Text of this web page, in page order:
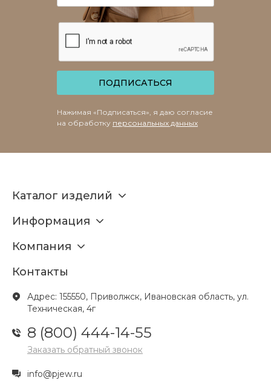
ПОДПИСАТЬСЯ
Нажимая «Подписаться», я даю согласие
на обработку персональных данных
Каталог изделий
Информация
Компания
Контакты
Адрес: 155550, Приволжск, Ивановская область, ул.
Техническая, 4г
8 (800) 444-14-55
Заказать обратный звонок
info@pjew.ru